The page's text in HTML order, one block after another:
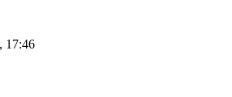
17:46